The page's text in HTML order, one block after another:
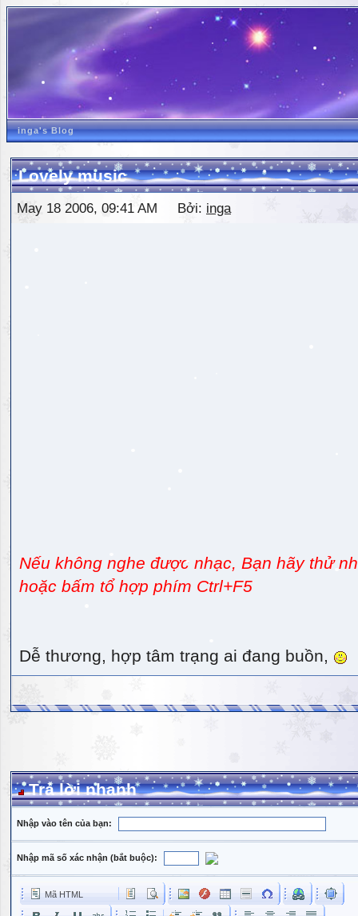
inga's Blog
Lovely music
May 18 2006, 09:41 AM Bởi: inga
Nếu không nghe được nhạc, Bạn hãy thử
hoặc bấm tổ hợp phím Ctrl+F5
Dễ thương, hợp tâm trạng ai đang buồn,
Trả lời nhanh
Nhập vào tên của bạn:
Nhập mã số xác nhận (bắt buộc):
Mã HTML